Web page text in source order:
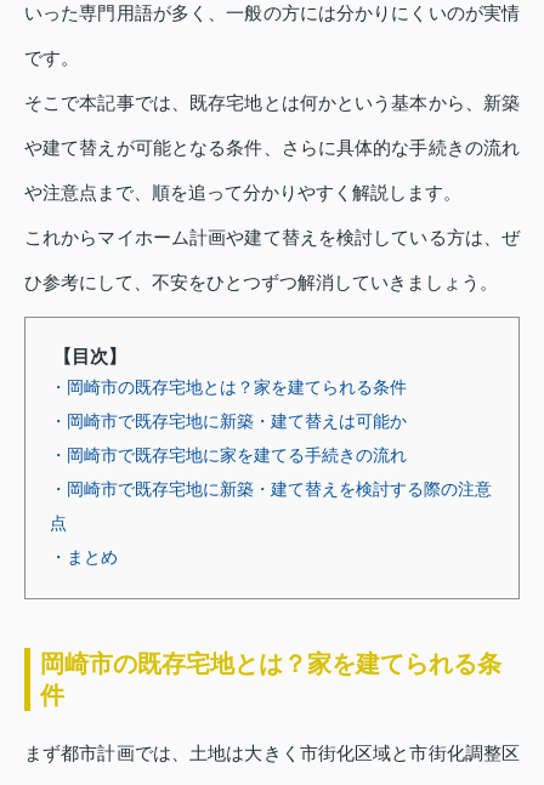
いった専門用語が多く、一般の方には分かりにくいのが実情
です。
そこで本記事では、既存宅地とは何かという基本から、新築
や建て替えが可能となる条件、さらに具体的な手続きの流れ
や注意点まで、順を追って分かりやすく解説します。
これからマイホーム計画や建て替えを検討している方は、ぜ
ひ参考にして、不安をひとつずつ解消していきましょう。
【目次】
・岡崎市の既存宅地とは？家を建てられる条件
・岡崎市で既存宅地に新築・建て替えは可能か
・岡崎市で既存宅地に家を建てる手続きの流れ
・岡崎市で既存宅地に新築・建て替えを検討する際の注意
点
・まとめ
岡崎市の既存宅地とは？家を建てられる条
件
まず都市計画では、土地は大きく市街化区域と市街化調整区